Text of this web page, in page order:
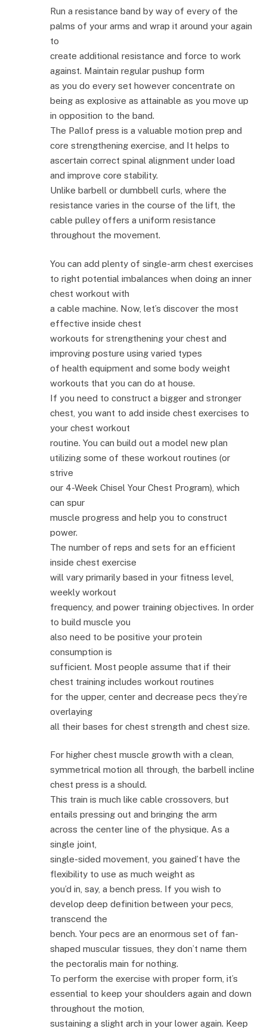
Run a resistance band by way of every of the
palms of your arms and wrap it around your again
to
create additional resistance and force to work
against. Maintain regular pushup form
as you do every set however concentrate on
being as explosive as attainable as you move up
in opposition to the band.
The Pallof press is a valuable motion prep and
core strengthening exercise, and It helps to
ascertain correct spinal alignment under load
and improve core stability.
Unlike barbell or dumbbell curls, where the
resistance varies in the course of the lift, the
cable pulley offers a uniform resistance
throughout the movement.
You can add plenty of single-arm chest exercises
to right potential imbalances when doing an inner
chest workout with
a cable machine. Now, let’s discover the most
effective inside chest
workouts for strengthening your chest and
improving posture using varied types
of health equipment and some body weight
workouts that you can do at house.
If you need to construct a bigger and stronger
chest, you want to add inside chest exercises to
your chest workout
routine. You can build out a model new plan
utilizing some of these workout routines (or
strive
our 4-Week Chisel Your Chest Program), which
can spur
muscle progress and help you to construct
power.
The number of reps and sets for an efficient
inside chest exercise
will vary primarily based in your fitness level,
weekly workout
frequency, and power training objectives. In order
to build muscle you
also need to be positive your protein
consumption is
sufficient. Most people assume that if their
chest training includes workout routines
for the upper, center and decrease pecs they’re
overlaying
all their bases for chest strength and chest size.
For higher chest muscle growth with a clean,
symmetrical motion all through, the barbell incline
chest press is a should.
This train is much like cable crossovers, but
entails pressing out and bringing the arm
across the center line of the physique. As a
single joint,
single-sided movement, you gained’t have the
flexibility to use as much weight as
you’d in, say, a bench press. If you wish to
develop deep definition between your pecs,
transcend the
bench. Your pecs are an enormous set of fan-
shaped muscular tissues, they don’t name them
the pectoralis main for nothing.
To perform the exercise with proper form, it’s
essential to keep your shoulders again and down
throughout the motion,
sustaining a slight arch in your lower again. Keep